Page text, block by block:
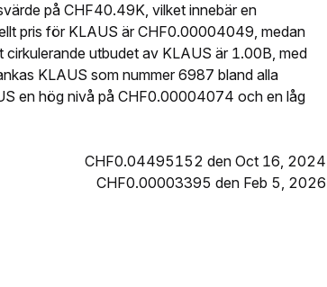
på CHF40.49K, vilket innebär en
pris för KLAUS är CHF0.00004049, medan
utbudet av KLAUS är 1.00B, med
KLAUS som nummer 6987 bland alla
en hög nivå på CHF0.00004074 och en låg
CHF0.04495152 den Oct 16, 2024
CHF0.00003395 den Feb 5, 2026